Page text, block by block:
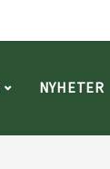
NYHETER